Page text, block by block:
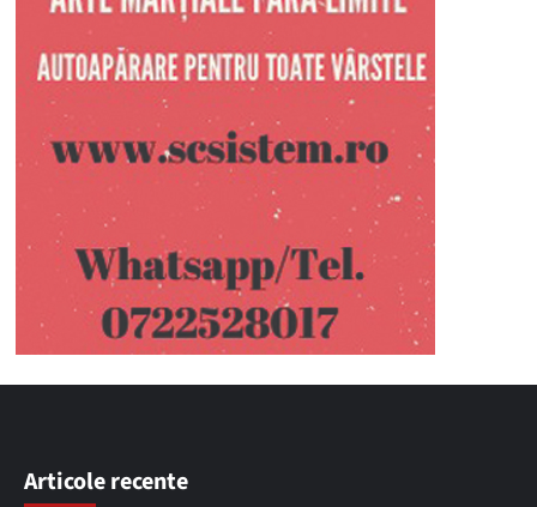
Articole recente